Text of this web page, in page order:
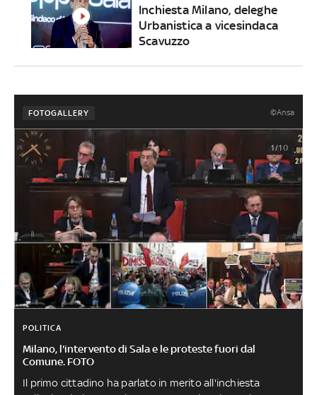
Inchiesta Milano, deleghe
Urbanistica a vicesindaca
Scavuzzo
FOTOGALLERY ©Ansa
1/10
POLITICA
Milano, l'intervento di Sala e le proteste fuori dal
Comune. FOTO
Il primo cittadino ha parlato in merito all'inchiesta